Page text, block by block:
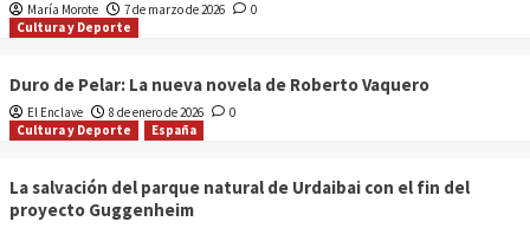
María Morote 7 de marzo de 2026
0
Cultura y Deporte
Duro de Pelar: La nueva novela de Roberto Vaquero
El Enclave 8 de enero de 2026
0
Cultura y Deporte
España
La salvación del parque natural de Urdaibai con el fin del
proyecto Guggenheim